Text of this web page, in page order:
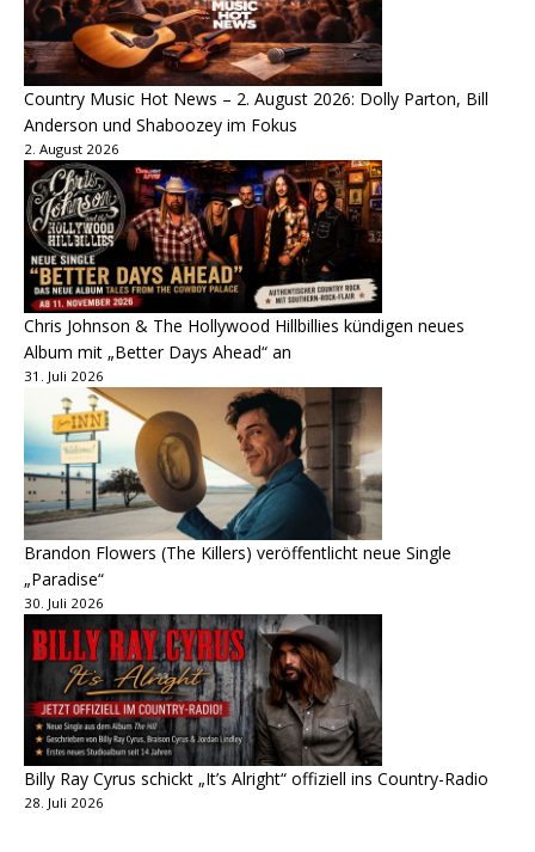
Country Music Hot News – 2. August 2026: Dolly Parton, Bill
Anderson und Shaboozey im Fokus
2. August 2026
Chris Johnson & The Hollywood Hillbillies kündigen neues
Album mit „Better Days Ahead“ an
31. Juli 2026
Brandon Flowers (The Killers) veröffentlicht neue Single
„Paradise“
30. Juli 2026
Billy Ray Cyrus schickt „It’s Alright“ offiziell ins Country-Radio
28. Juli 2026